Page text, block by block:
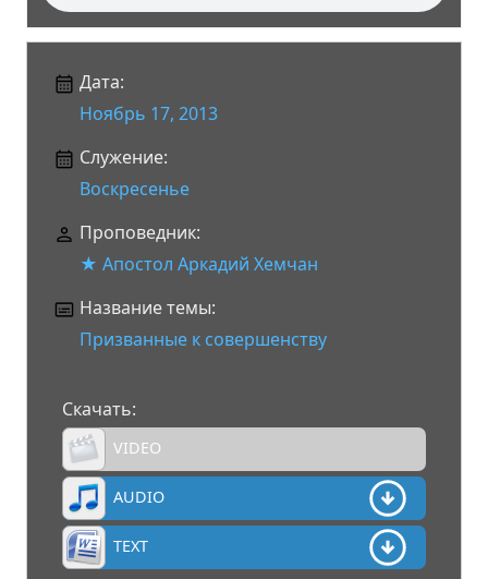
Дата:
Ноябрь 17, 2013
Служение:
Воскресенье
Проповедник:
★ Апостол Аркадий Хемчан
Название темы:
Призванные к совершенству
Скачать:
VIDEO
AUDIO
TEXT